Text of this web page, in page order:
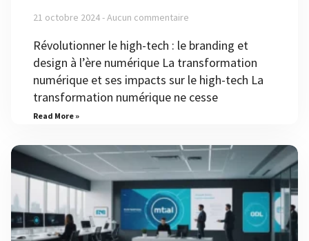
21 octobre 2024 Aucun commentaire
Révolutionner le high-tech : le branding et
design à l’ère numérique La transformation
numérique et ses impacts sur le high-tech La
transformation numérique ne cesse
Read More »